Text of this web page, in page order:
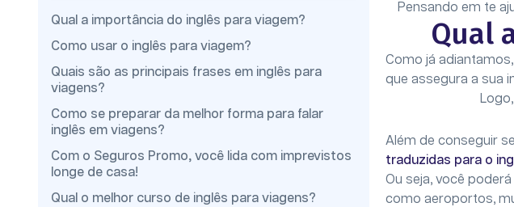
Qual a importância do inglês para viagem?
Como usar o inglês para viagem?
Quais são as principais frases em inglês para
viagens?
Como se preparar da melhor forma para falar
inglês em viagens?
Com o Seguros Promo, você lida com imprevistos
longe de casa!
Qual o melhor curso de inglês para viagens?
Pensando em te
Qual
Como já
que assegura a sua
Além de conseguir
traduzidas para o
Ou seja, você
como aeroportos,